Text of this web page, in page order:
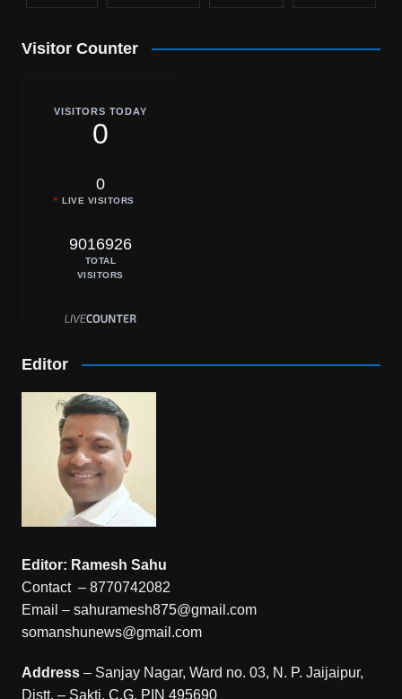
Visitor Counter
VISITORS TODAY
0
0
LIVE VISITORS
9016926
TOTAL
VISITORS
Editor
Editor: Ramesh Sahu
Contact – 8770742082
Email – sahuramesh875@gmail.com
somanshunews@gmail.com
Address– Sanjay Nagar, Ward no. 03, N. P. Jaijaipur,
Distt. – Sakti, C.G. PIN 495690